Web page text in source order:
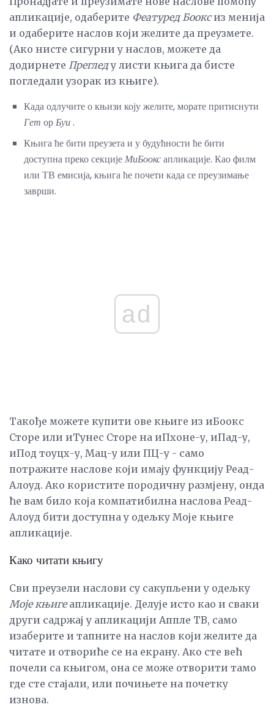
апликације, одаберите Феатуред Бооксиз менија
и одаберите наслов који желите да преузмете.
(Ако нисте сигурни у наслов, можете да
додирнете Прегледу листи књига да бисте
погледали узорак из књиге).
Када одлучите о књизи коју желите, морате притиснути
Гет орБуи.
Књига ће бити преузета и у будућности ће бити
доступна преко секцијеМиБооксапликације. Као филм
или ТВ емисија, књига ће почети када се преузимање
заврши.
ad
Такође можете купити ове књиге из иБоокс
Сторе или иТунес Сторе на иПхоне-у, иПад-у,
иПод тоуцх-у, Мац-у или ПЦ-у - само
потражите наслове који имају функцију Реад-
Алоуд. Ако користите породичну размјену, онда
ће вам било која компатибилна наслова Реад-
Алоуд бити доступна у одељку Моје књиге
апликације.
Како читати књигу
Сви преузели наслови су сакупљени у одељку
Моје књигеапликације. Делује исто као и сваки
други садржај у апликацији Аппле ТВ, само
изаберите и тапните на наслов који желите да
читате и отвориће се на екрану. Ако сте већ
почели са књигом, она се може отворити тамо
где сте стајали, или почињете на почетку
изнова.